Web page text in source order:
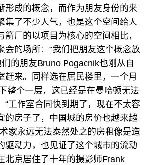
形成的概念，而作为朋友身份的来
集了不少人气，也是这个空间给人
箭厂的以项目为核心的空间相比，
会的场所：“我们把朋友这个概念放
们的朋友Bruno Pogacnik也刚从自
赶来。同样选在居民楼里，一个月
整个一层，这已经是在曼哈顿无法
“工作室合同快到期了，现在不太容
的房子了，中国城的房价也越来越
家永远无法泰然处之的房租像是造
驱动力，也见证了这个城市的流动
北京居住了十年的摄影师Frank